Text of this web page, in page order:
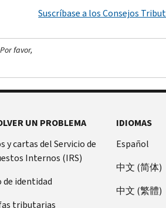
Suscríbase a los Consejos
favor,
UN PROBLEMA
y cartas del Servicio de
Internos (IRS)
de identidad
tributarias
IDIOMAS
Español
中文 (简体)
中文 (繁體)